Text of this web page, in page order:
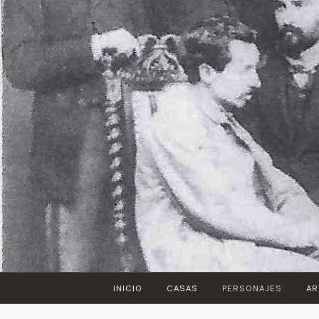
Saltar
al
contenido
INICIO CASAS PERSONAJES